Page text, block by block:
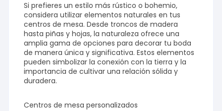
Si prefieres un estilo más rústico o bohemio,
considera utilizar elementos naturales en tus
centros de mesa. Desde troncos de madera
hasta piñas y hojas, la naturaleza ofrece una
amplia gama de opciones para decorar tu boda
de manera única y significativa. Estos elementos
pueden simbolizar la conexión con la tierra y la
importancia de cultivar una relación sólida y
duradera.
Centros de mesa personalizados